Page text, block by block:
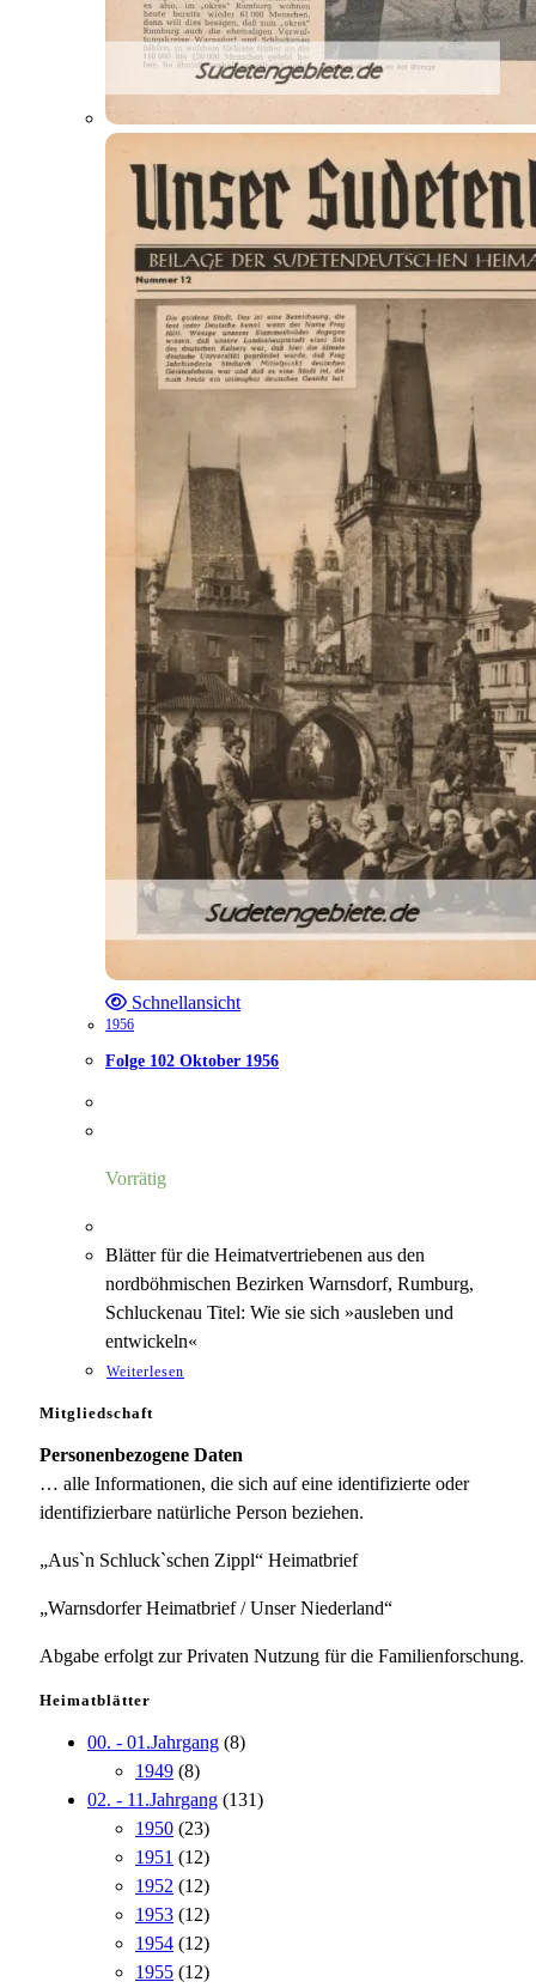
Schnellansicht
1956
Folge 102 Oktober 1956
Vorrätig
Blätter für die Heimatvertriebenen aus den
nordböhmischen Bezirken Warnsdorf, Rumburg,
Schluckenau Titel: Wie sie sich »ausleben und
entwickeln«
Weiterlesen
Mitgliedschaft
Personenbezogene Daten
… alle Informationen, die sich auf eine identifizierte oder
identifizierbare natürliche Person beziehen.
„Aus`n Schluck`schen Zippl“ Heimatbrief
„Warnsdorfer Heimatbrief / Unser Niederland“
Abgabe erfolgt zur Privaten Nutzung für die Familienforschung.
Heimatblätter
00. - 01.Jahrgang (8)
1949 (8)
02. - 11.Jahrgang (131)
1950 (23)
1951 (12)
1952 (12)
1953 (12)
1954 (12)
1955 (12)